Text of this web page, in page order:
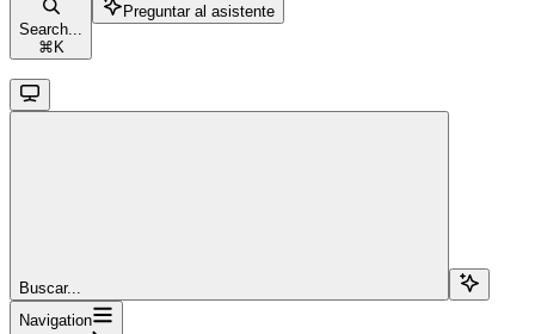
Search...
⌘ K
Preguntar al asistente
Buscar...
Navigation